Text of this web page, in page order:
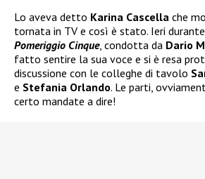
Lo aveva detto Karina Cascella che
tornata in TV e così è stato. Ieri
Pomeriggio Cinque, condotta da Dario
fatto sentire la sua voce e si è resa
discussione con le colleghe di tavolo
e Stefania Orlando. Le parti,
certo mandate a dire!